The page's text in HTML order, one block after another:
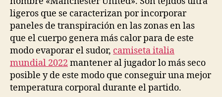
ligeros que se caracterizan por incorporar
paneles de transpiración en las zonas en las
que el cuerpo genera más calor para de este
modo evaporar el sudor, camiseta italia
mundial 2022 mantener al jugador lo más seco
posible y de este modo que conseguir una mejor
temperatura corporal durante el partido.